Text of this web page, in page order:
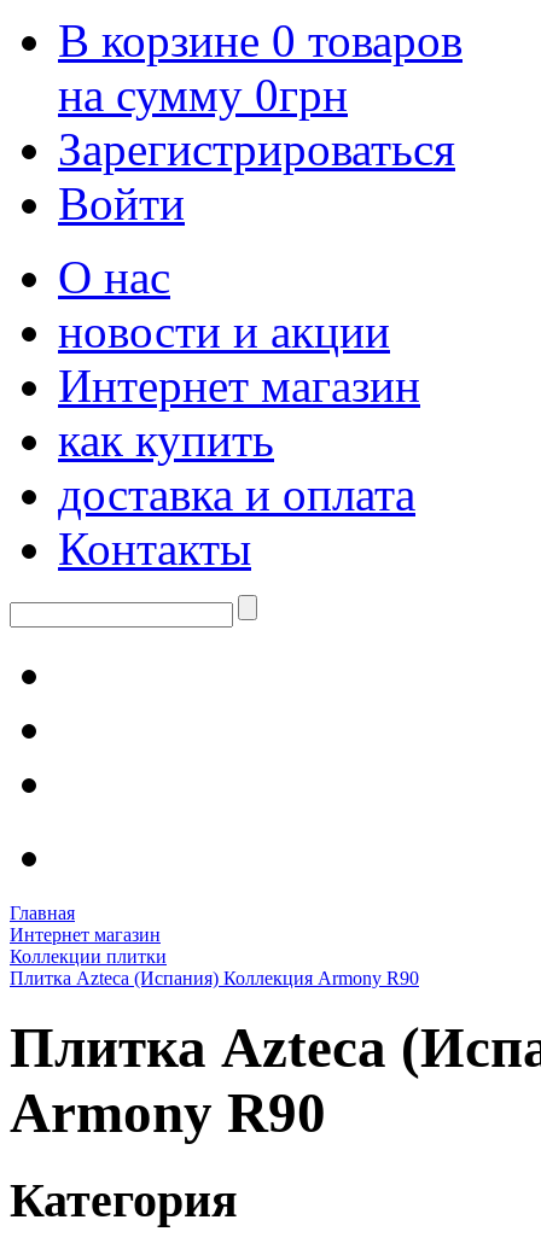
В корзине 0 товаров
на сумму 0грн
Зарегистрироваться
Войти
О нас
новости и акции
Интернет магазин
как купить
доставка и оплата
Контакты
Главная
Интернет магазин
Коллекции плитки
Плитка Azteca (Испания) Коллекция Armony R90
Плитка Azteca
Armony R90
Категория